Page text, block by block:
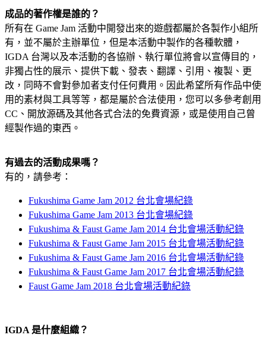
成品的著作權是誰的？
所有在 Game Jam 活動中開發出來的遊戲都屬於各製作小組所
有，並不屬於主辦單位，但是本活動中製作的各種軟體，
IGDA 台灣以及本活動的各協辦、執行單位將會以宣傳目的，
非獨占性的展示、提供下載、發表、翻譯、引用、複製、更
改，同時不會對參加者支付任何費用。因此希望所有作品中使
用的素材與工具等等，都是屬於合法使用，您可以多參考創用
CC、開放源碼及其他各式合法的免費資源，或是使用自己曾
經製作過的東西。
有過去的活動成果嗎？
有的，請參考：
Fukushima Game Jam 2012 台北會場紀錄
Fukushima Game Jam 2013 台北會場紀錄
Fukushima & Faust Game Jam 2014 台北會場活動紀錄
Fukushima & Faust Game Jam 2015 台北會場活動紀錄
Fukushima & Faust Game Jam 2016 台北會場活動紀錄
Fukushima & Faust Game Jam 2017 台北會場活動紀錄
Faust Game Jam 2018 台北會場活動紀錄
IGDA 是什麼組織？